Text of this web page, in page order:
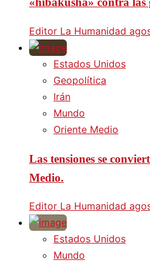
Editor La Humanidad
Estados Unidos
Geopolítica
Irán
Mundo
Oriente Medio
Las tensiones se
Medio.
Editor La Humanidad
Estados Unidos
Mundo